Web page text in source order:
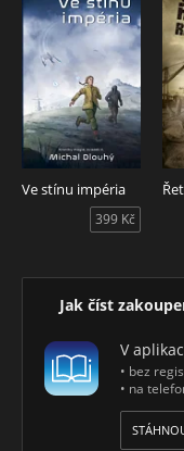
Ve stínu impéria
399 Kč
Jak číst
V
• bez
• na